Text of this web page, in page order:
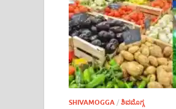
SHIVAMOGGA / ಶಿವಮೊಗ್ಗ